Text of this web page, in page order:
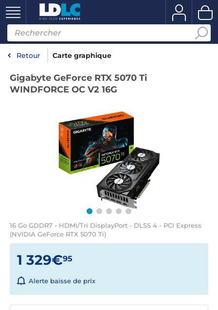
Retour Carte graphique
Gigabyte GeForce RTX 5070 Ti
WINDFORCE OC V2 16G
16 Go GDDR7 - HDMI/Tri DisplayPort - DLSS 4 - PCI Express
(NVIDIA GeForce RTX 5070 Ti)
1 329€95
Alerte baisse de prix